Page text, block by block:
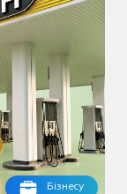
Бізнесу